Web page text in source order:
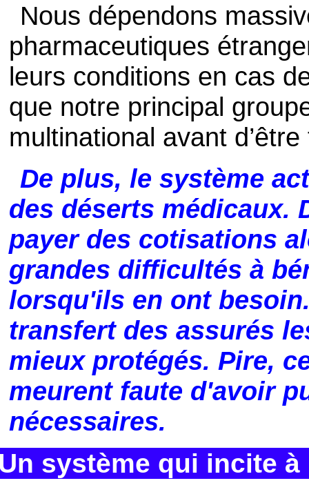
Nous dépendons
pharmaceutiques
leurs conditions en cas
que notre principal
multinational avant
De plus, le système
des déserts médicaux.
payer des cotisations
grandes difficultés à
lorsqu'ils en ont
transfert des assurés
mieux protégés. Pire,
meurent faute d'avoir
nécessaires.
système qui incite à